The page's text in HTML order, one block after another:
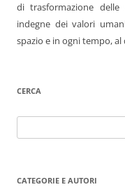
di trasformazione
indegne dei valori
spazio e in ogni tempo,
CERCA
per:
CATEGORIE E AUTORI